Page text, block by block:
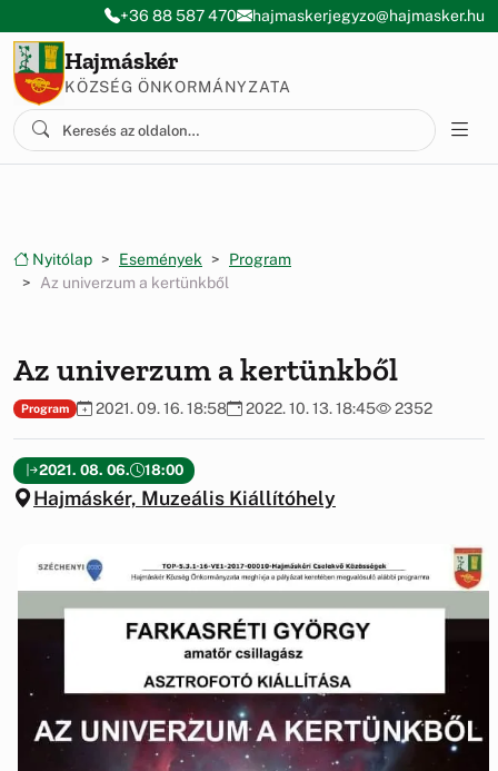
Ugrás a menüre
Ugrás a tartalomra
+36 88 587 470 hajmaskerjegyzo@hajmasker.hu
Hajmáskér
KÖZSÉG ÖNKORMÁNYZATA
Nyitólap Események
Program
Az univerzum a kertünkből
Az univerzum a kertünkből
Program 2021. 09. 16. 18:58 2022. 10. 13. 18:45 2352
2021. 08. 06. 18:00
Hajmáskér, Muzeális Kiállítóhely